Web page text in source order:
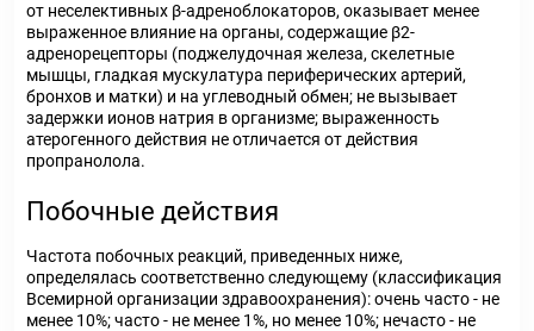
от неселективных β-адреноблокаторов, оказывает менее
выраженное влияние на органы, содержащие β2-
адренорецепторы (поджелудочная железа, скелетные
мышцы, гладкая мускулатура периферических артерий,
бронхов и матки) и на углеводный обмен; не вызывает
задержки ионов натрия в организме; выраженность
атерогенного действия не отличается от действия
пропранолола.
Побочные действия
Частота побочных реакций, приведенных ниже,
определялась соответственно следующему (классификация
Всемирной организации здравоохранения): очень часто - не
менее 10%; часто - не менее 1%, но менее 10%; нечасто - не